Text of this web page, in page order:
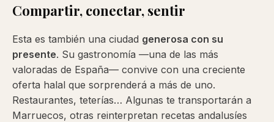
Compartir, conectar, sentir
Esta es también una ciudad generosa con su
presente. Su gastronomía —una de las más
valoradas de España— convive con una creciente
oferta halal que sorprenderá a más de uno.
Restaurantes, teterías… Algunas te transportarán a
Marruecos, otras reinterpretan recetas andalusíes